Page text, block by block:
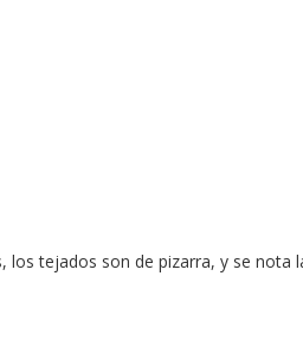
tejados son de pizarra, y se nota